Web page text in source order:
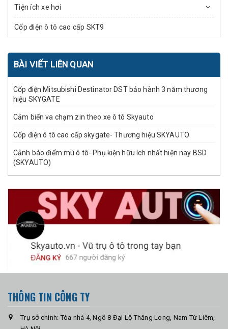
Tiện ích xe hơi
Cốp điện ô tô cao cấp SKT9
BÀI VIẾT LIÊN QUAN
Cốp điện Mitsubishi Destinator DST bảo hành 3 năm thương
hiệu SKYGATE
Cảm biến va chạm zin theo xe ô tô Skyauto
Cốp điện ô tô cao cấp skygate- Thương hiệu SKYAUTO
Cảnh báo điểm mù ô tô- Phụ kiện hữu ích nhất hiện nay BSD
(SKYAUTO)
THÔNG TIN CÔNG TY
Trụ sở chính: Tòa nhà 4, Ngõ 8 Đại Lộ Thăng Long, Nam Từ Liêm,